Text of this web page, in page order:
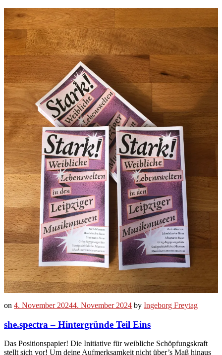
on 4. November 20244. November 2024 by Ingeborg Freytag
she.spectra – Hintergründe Teil Eins
Das Positionspapier! Die Initiative für weibliche Schöpfungskraft
stellt sich vor! Um deine Aufmerksamkeit nicht über’s Maß hinaus